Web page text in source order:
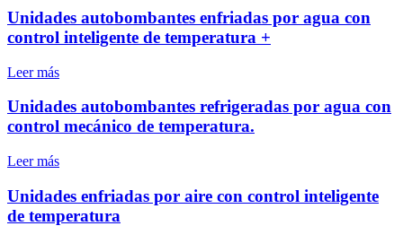
Unidades autobombantes enfriadas por agua con
control inteligente de temperatura +
Leer más
Unidades autobombantes refrigeradas por agua con
control mecánico de temperatura.
Leer más
Unidades enfriadas por aire con control inteligente
de temperatura